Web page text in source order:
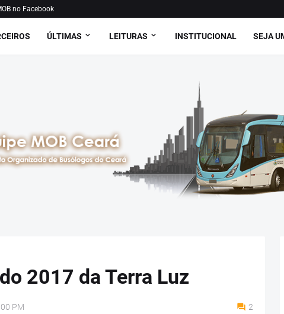
no Facebook
ÚLTIMAS LEITURAS INSTITUCIONAL SEJA
2017 da Terra Luz
PM 2